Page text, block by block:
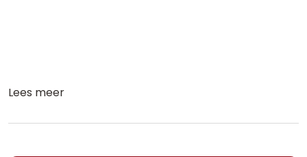
Lees meer